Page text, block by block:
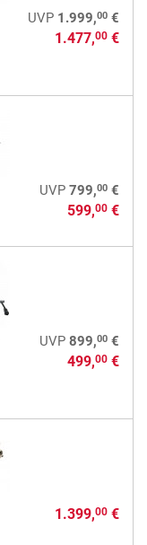
UVP 1.999,00€
1.477,00€
UVP 799,00€
599,00€
UVP 899,00€
499,00€
1.399,00€